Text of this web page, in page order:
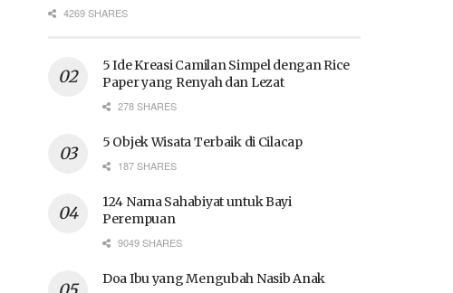
4269 SHARES
5 Ide Kreasi Camilan Simpel dengan Rice
Paper yang Renyah dan Lezat
278 SHARES
5 Objek Wisata Terbaik di Cilacap
187 SHARES
124 Nama Sahabiyat untuk Bayi
Perempuan
9049 SHARES
Doa Ibu yang Mengubah Nasib Anak